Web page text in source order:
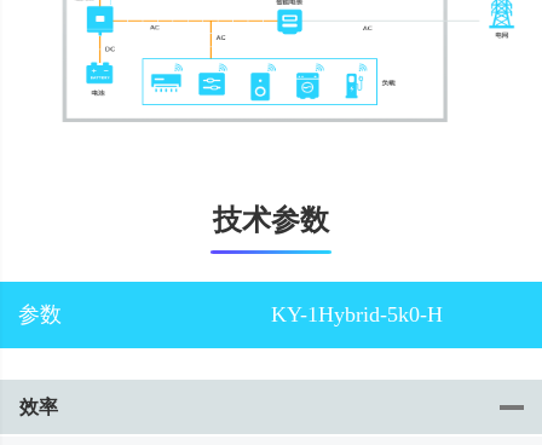
技术参数
参数 KY-1Hybrid-5k0-H
效率